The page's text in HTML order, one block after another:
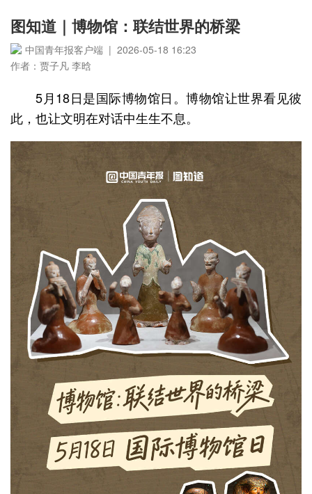
图知道｜博物馆：联结世界的桥梁
中国青年报客户端 | 2026-05-18 16:23
作者：贾子凡 李晗
5月18日是国际博物馆日。博物馆让世界看见彼
此，也让文明在对话中生生不息。